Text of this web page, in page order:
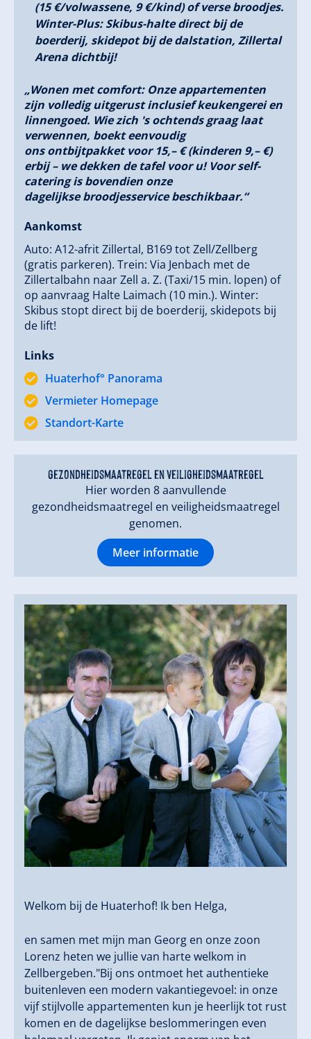
First Lines op de piste, rodelplezier of wellness in de
thermen – de winter bij ons is legendarisch.Zom
geluksgevoel: Wanneer de alpenrozen bloeien,
verandert het Zillertal in een avonturenspeeltuin.
relaxed genieten – bij ons vindt iedereen zijn
ritme.Jullie all-in zorgeloos pakket:
5 ruime appartementen in moderne landhuisstijl.
Perfecte locatie voor elk seizoen.
“Vakantie op de boerderij, maar met het comfort
van vandaag.”
Wij kijken ernaar uit om jullie een onvergetelijke tijd te
bezorgen!Tot snel in de Huaterhof,
Jullie familie Hotter
(15 €/volwassene, 9 €/kind) of verse broodjes.
Winter-Plus: Skibus-halte direct bij de
boerderij, skidepot bij de dalstation, Zillertal
Arena dichtbij!
„Wonen met comfort: Onze appartementen
zijn volledig uitgerust inclusief keukengerei en
linnengoed. Wie zich 's ochtends graag laat
verwennen, boekt eenvoudig
ons ontbijtpakket voor 15,– € (kinderen 9,– €)
erbij – we dekken de tafel voor u! Voor self-
catering is bovendien onze
dagelijkse broodjesservice beschikbaar.“
Aankomst
Auto: A12-afrit Zillertal, B169 tot Zell/Zellberg
(gratis parkeren). Trein: Via Jenbach met de
Zillertalbahn naar Zell a. Z. (Taxi/15 min. lopen) of
op aanvraag Halte Laimach (10 min.). Winter:
Skibus stopt direct bij de boerderij, skidepots bij
de lift!
Links
Huaterhof° Panorama
Vermieter Homepage
Standort-Karte
gezondheidsmaatregel en veiligheidsmaatregel
Hier worden 8 aanvullende
gezondheidsmaatregel en veiligheidsmaatregel
genomen.
Meer informatie
Welkom bij de Huaterhof! ️Ik ben Helga,
en samen met mijn man Georg en onze zoon
Lorenz heten we jullie van harte welkom in
Zellbergeben."Bij ons ontmoet het authentieke
buitenleven een modern vakantiegevoel: in onze
vijf stijlvolle appartementen kun je heerlijk tot rust
komen en de dagelijkse beslommeringen even